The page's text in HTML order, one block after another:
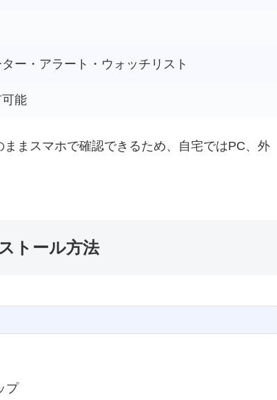
ー・アラート・ウォッチリスト
能
まスマホで確認できるため、自宅ではPC、外
トール方法
プ